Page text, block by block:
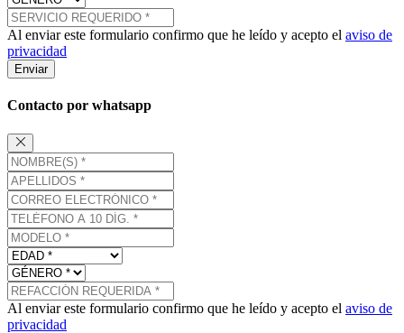
Al enviar este formulario confirmo que he leído y acepto el aviso de
privacidad
Enviar
Contacto por whatsapp
Al enviar este formulario confirmo que he leído y acepto el aviso de
privacidad